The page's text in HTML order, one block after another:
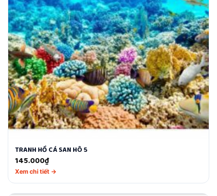
TRANH HỒ CÁ SAN HÔ 5
145.000₫
Xem chi tiết →